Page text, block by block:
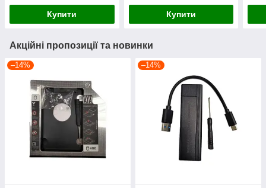
Купити Купити
Акційні пропозиції та новинки
–14% –14%